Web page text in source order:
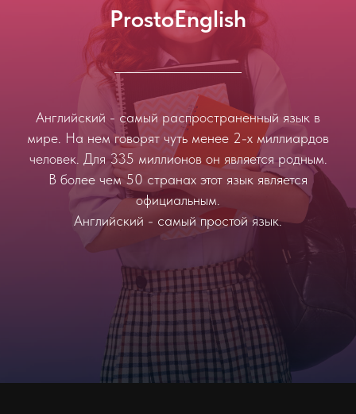
ProstoEnglish
Английский - самый распространенный язык в
мире. На нем говорят чуть менее 2-х миллиардов
человек. Для 335 миллионов он является родным.
В более чем 50 странах этот язык является
официальным.
Английский - самый простой язык.